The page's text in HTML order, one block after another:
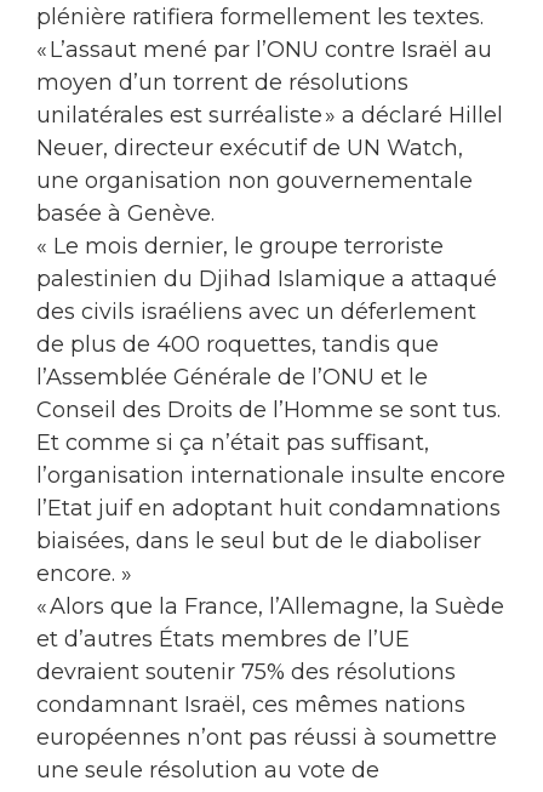
plénière ratifiera formellement les textes.
« L’assaut mené par l’ONU contre Israël au
moyen d’un torrent de résolutions
unilatérales est surréaliste » a déclaré Hillel
Neuer, directeur exécutif de UN Watch,
une organisation non gouvernementale
basée à Genève.
« Le mois dernier, le groupe terroriste
palestinien du Djihad Islamique a attaqué
des civils israéliens avec un déferlement
de plus de 400 roquettes, tandis que
l’Assemblée Générale de l’ONU et le
Conseil des Droits de l’Homme se sont tus.
Et comme si ça n’était pas suffisant,
l’organisation internationale insulte encore
l’Etat juif en adoptant huit condamnations
biaisées, dans le seul but de le diaboliser
encore. »
« Alors que la France, l’Allemagne, la Suède
et d’autres États membres de l’UE
devraient soutenir 75% des résolutions
condamnant Israël, ces mêmes nations
européennes n’ont pas réussi à soumettre
une seule résolution au vote de